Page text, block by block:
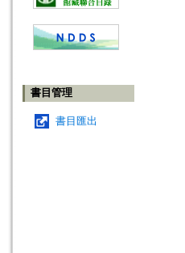
書目管理
書目匯出